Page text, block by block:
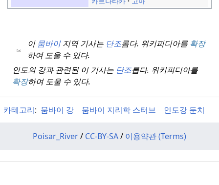
이 뭄바이지역 기사는 단조롭다. 위키피디아를 확장
하여 도울 수 있다.
인도의 강과 관련된 이 기사는 단조롭다. 위키피디아를
확장하여 도울 수 있다.
카테고리: 뭄바이 강 뭄바이 지리학 스터브 인도강 둔치
Poisar_River/ CC-BY-SA/ 이용약관 (Terms)